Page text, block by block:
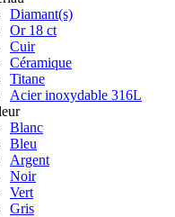
Diamant(s)
Or 18 ct
Cuir
Céramique
Titane
Acier inoxydable 316L
Blanc
Bleu
Argent
Noir
Vert
Gris